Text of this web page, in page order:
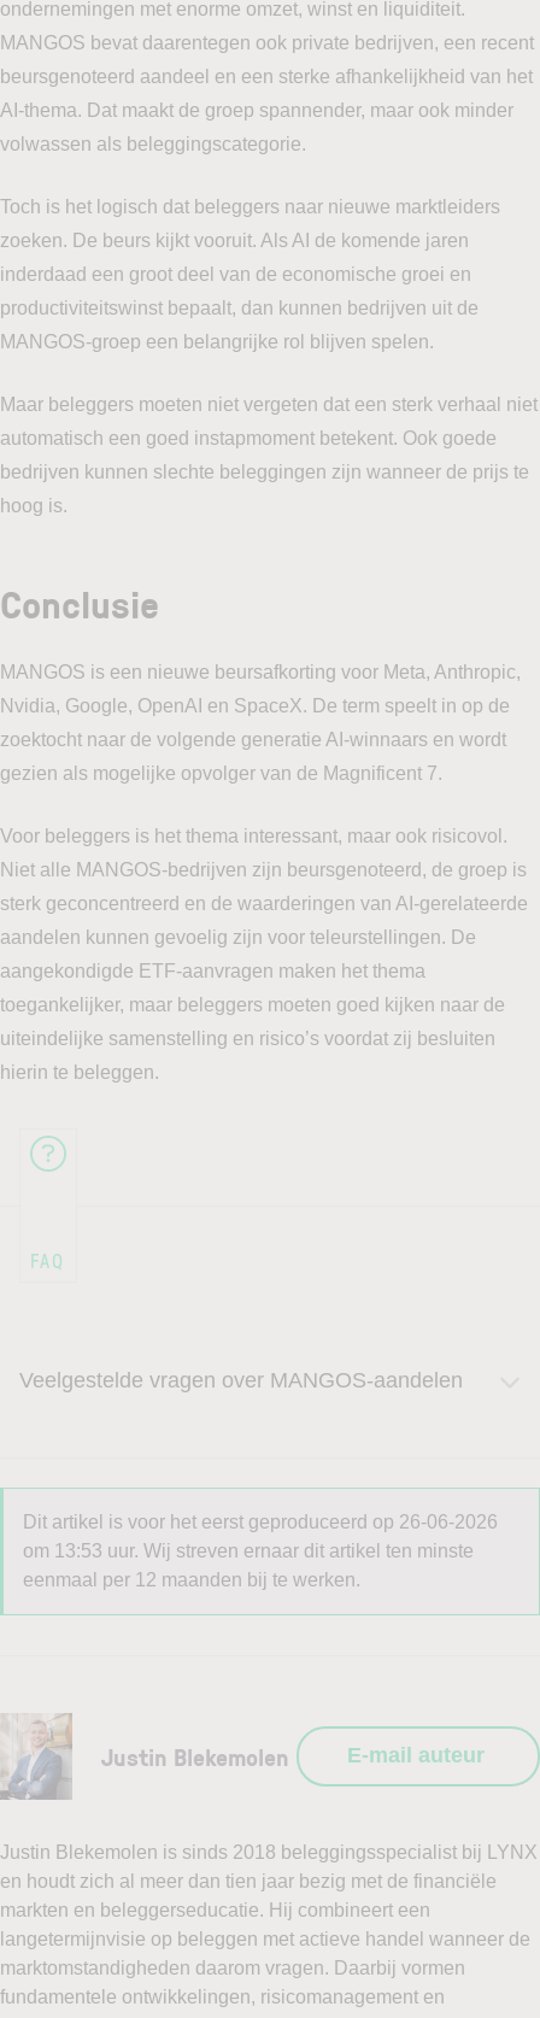
ondernemingen met enorme omzet, winst en liquiditeit.
MANGOS bevat daarentegen ook private bedrijven, een recent
beursgenoteerd aandeel en een sterke afhankelijkheid van het
AI-thema. Dat maakt de groep spannender, maar ook minder
volwassen als beleggingscategorie.
Toch is het logisch dat beleggers naar nieuwe marktleiders
zoeken. De beurs kijkt vooruit. Als AI de komende jaren
inderdaad een groot deel van de economische groei en
productiviteitswinst bepaalt, dan kunnen bedrijven uit de
MANGOS-groep een belangrijke rol blijven spelen.
Maar beleggers moeten niet vergeten dat een sterk verhaal niet
automatisch een goed instapmoment betekent. Ook goede
bedrijven kunnen slechte beleggingen zijn wanneer de prijs te
hoog is.
Conclusie
MANGOS is een nieuwe beursafkorting voor Meta, Anthropic,
Nvidia, Google, OpenAI en SpaceX. De term speelt in op de
zoektocht naar de volgende generatie AI-winnaars en wordt
gezien als mogelijke opvolger van de Magnificent 7.
Voor beleggers is het thema interessant, maar ook risicovol.
Niet alle MANGOS-bedrijven zijn beursgenoteerd, de groep is
sterk geconcentreerd en de waarderingen van AI-gerelateerde
aandelen kunnen gevoelig zijn voor teleurstellingen. De
aangekondigde ETF-aanvragen maken het thema
toegankelijker, maar beleggers moeten goed kijken naar de
uiteindelijke samenstelling en risico’s voordat zij besluiten
hierin te beleggen.
Veelgestelde vragen over MANGOS-aandelen
Dit artikel is voor het eerst geproduceerd op 26-06-2026
om 13:53 uur. Wij streven ernaar dit artikel ten minste
eenmaal per 12 maanden bij te werken.
Justin Blekemolen E-mail auteur
Justin Blekemolen is sinds 2018 beleggingsspecialist bij LYNX
en houdt zich al meer dan tien jaar bezig met de financiële
markten en beleggerseducatie. Hij combineert een
langetermijnvisie op beleggen met actieve handel wanneer de
marktomstandigheden daarom vragen. Daarbij vormen
fundamentele ontwikkelingen, risicomanagement en